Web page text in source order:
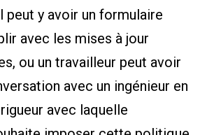
peut y avoir un formulaire
avec les mises à jour
ou un travailleur peut avoir
avec un ingénieur en
avec laquelle